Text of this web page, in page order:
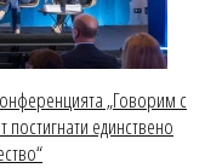
„Говорим с
единствено